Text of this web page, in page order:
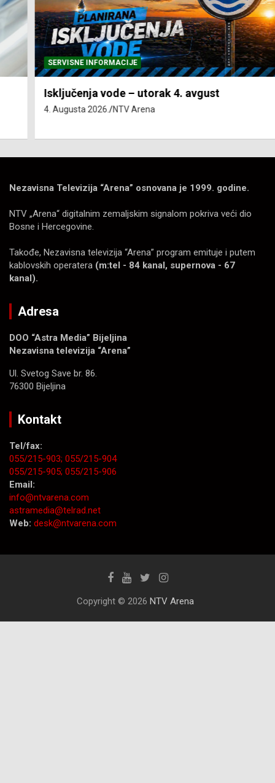
SERVISNE INFORMACIJE
Isključenja vode – utorak 4. avgust
4. Augusta 2026. NTV Arena
Nezavisna Televizija “Arena” osnovana je 1999. godine.
NTV „Arena“ digitalnim zemaljskim signalom pokriva veći dio
Bosne i Hercegovine.
Takođe, Nezavisna televizija “Arena” program emituje i putem
kablovskih operatera (m:tel - 84 kanal, supernova - 67
kanal).
Adresa
DOO “Astra Media” Bijeljina
Nezavisna televizija “Arena”
Ul. Svetog Save br. 86.
76300 Bijeljina
Kontakt
Tel/fax:
055/215-903; 055/215-904
055/215-905; 055/215-906
Email:
info@ntvarena.com
astramedia@telrad.net
Web: desk@ntvarena.com
Copyright © 2026 NTV Arena